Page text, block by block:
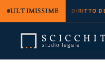
ULTIMISSIME
e regresso DIRITTO DEL
contenuto